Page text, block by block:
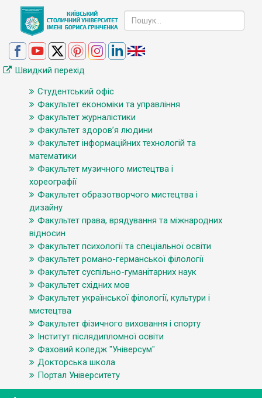
Швидкий перехід
Студентський офіс
Факультет економіки та управління
Факультет журналістики
Факультет здоров’я людини
Факультет інформаційних технологій та
математики
Факультет музичного мистецтва і
хореографії
Факультет образотворчого мистецтва і
дизайну
Факультет права, врядування та міжнародних
відносин
Факультет психології та спеціальної освіти
Факультет романо-германської філології
Факультет суспільно-гуманітарних наук
Факультет східних мов
Факультет української філології, культури і
мистецтва
Факультет фізичного виховання і спорту
Інститут післядипломної освіти
Фаховий коледж "Універсум"
Докторська школа
Портал Університету